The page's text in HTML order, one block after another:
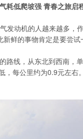
气耗低爬坡强 青春之旅启
动机的人越来越多，
鲜的事物肯定是要尝试
线，从东北到西南，
，每公里约为0.9元左